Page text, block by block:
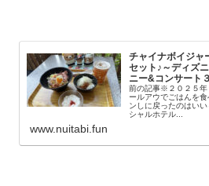
チャイナボイジ
セット♪～ディズ
ニー&コンサート
前の記事※２０２５年
ールアウでごはんを
ンしに戻ったのはい
シャルホテル...
www.nuitabi.fun